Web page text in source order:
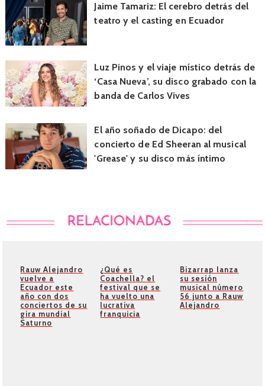
Jaime Tamariz: El cerebro detrás del
teatro y el casting en Ecuador
Luz Pinos y el viaje místico detrás de
‘Casa Nueva’, su disco grabado con la
banda de Carlos Vives
El año soñado de Dicapo: del
concierto de Ed Sheeran al musical
'Grease' y su disco más íntimo
Rauw Alejandro
vuelve a
Ecuador este
año con dos
conciertos de su
gira mundial
Saturno
¿Qué es
Coachella? el
festival que se
ha vuelto una
lucrativa
franquicia
Bizarrap lanza
su sesión
musical número
56 junto a Rauw
Alejandro